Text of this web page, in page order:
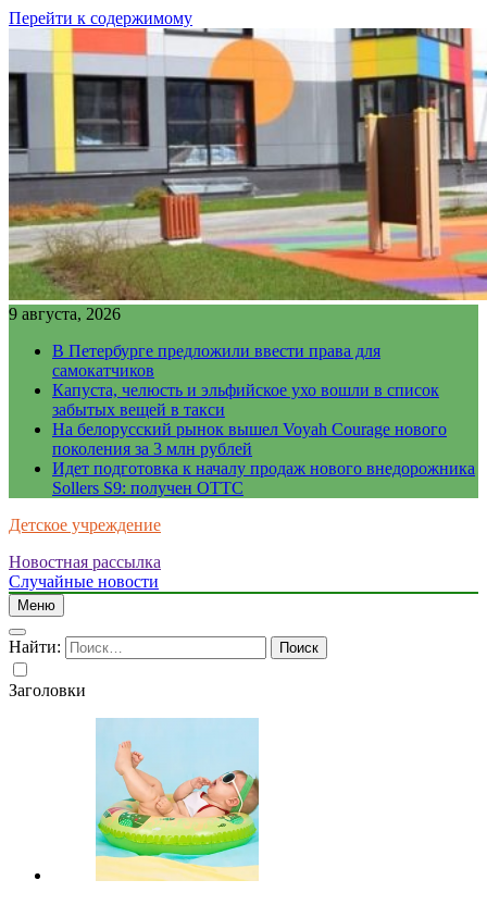
Перейти к содержимому
9 августа, 2026
В Петербурге предложили ввести права для
самокатчиков
Капуста, челюсть и эльфийское ухо вошли в список
забытых вещей в такси
На белорусский рынок вышел Voyah Courage нового
поколения за 3 млн рублей
Идет подготовка к началу продаж нового внедорожника
Sollers S9: получен ОТТС
Детское учреждение
Новостная рассылка
Случайные новости
Меню
Найти:
Заголовки